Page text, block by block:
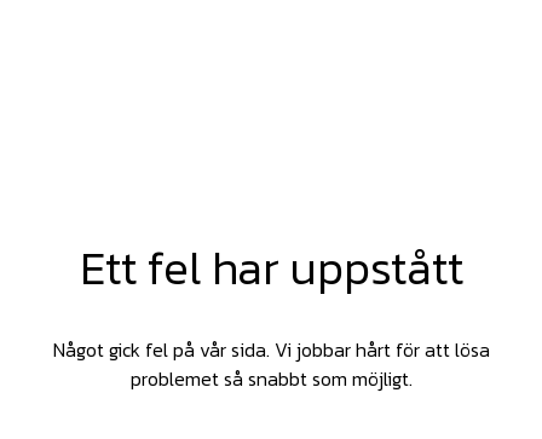
Ett fel har uppstått
Något gick fel på vår sida. Vi jobbar hårt för att lösa
problemet så snabbt som möjligt.